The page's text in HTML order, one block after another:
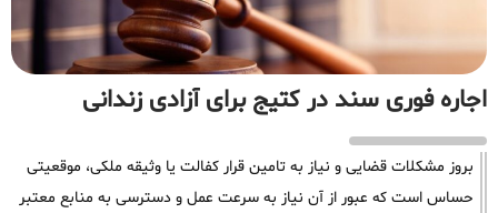
اجاره فوری سند در کتیج برای آزادی زندانی
بروز مشکلات قضایی و نیاز به تامین قرار کفالت یا وثیقه ملکی، موقعیتی
حساس است که عبور از آن نیاز به سرعت عمل و دسترسی به منابع معتبر